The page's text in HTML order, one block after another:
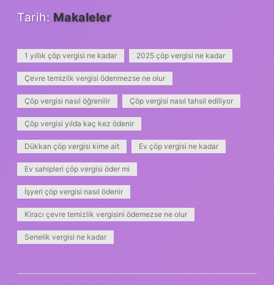
Tarih: Makaleler
1 yıllık çöp vergisi ne kadar 2025 çöp vergisi ne kadar
Çevre temizlik vergisi ödenmezse ne olur
Çöp vergisi nasıl öğrenilir Çöp vergisi nasıl tahsil ediliyor
Çöp vergisi yılda kaç kez ödenir
Dükkan çöp vergisi kime ait Ev çöp vergisi ne kadar
Ev sahipleri çöp vergisi öder mi
İşyeri çöp vergisi nasıl ödenir
Kiracı çevre temizlik vergisini ödemezse ne olur
Senelik vergisi ne kadar